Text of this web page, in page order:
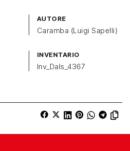
AUTORE
Caramba (Luigi Sapelli)
INVENTARIO
Inv_Dals_4367